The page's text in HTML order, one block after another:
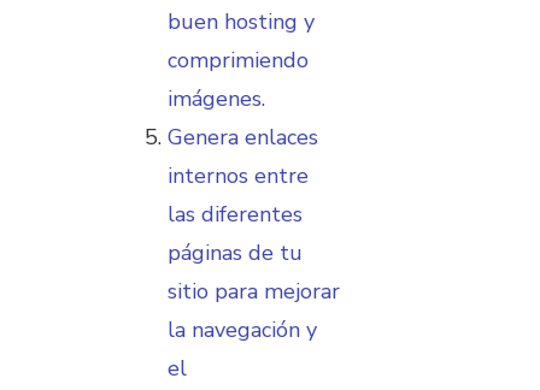
buen hosting y
comprimiendo
imágenes.
Genera enlaces
internos entre
las diferentes
páginas de tu
sitio para mejorar
la navegación y
el